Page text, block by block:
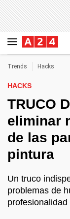
Trends Hacks
HACKS
TRUCO
eliminar
de las
pintura
Un truco
problemas de